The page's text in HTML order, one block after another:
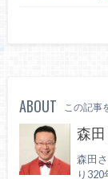
ABOUT この記事
森田
森田
り